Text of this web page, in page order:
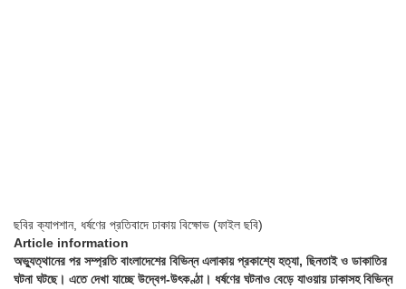
ছবির ক্যাপশান, ধর্ষণের প্রতিবাদে ঢাকায় বিক্ষোভ (ফাইল ছবি)
Article information
অভ্যুত্থানের পর সম্প্রতি বাংলাদেশের বিভিন্ন এলাকায় প্রকাশ্যে হত্যা, ছিনতাই ও ডাকাতির
ঘটনা ঘটছে। এতে দেখা যাচ্ছে উদ্বেগ-উৎকণ্ঠা। ধর্ষণের ঘটনাও বেড়ে যাওয়ায় ঢাকাসহ বিভিন্ন